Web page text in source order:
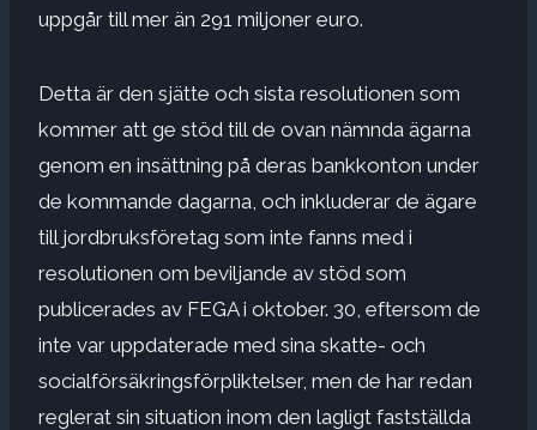
uppgår till mer än 291 miljoner euro.
Detta är den sjätte och sista resolutionen som
kommer att ge stöd till de ovan nämnda ägarna
genom en insättning på deras bankkonton under
de kommande dagarna, och inkluderar de ägare
till jordbruksföretag som inte fanns med i
resolutionen om beviljande av stöd som
publicerades av FEGA i oktober. 30, eftersom de
inte var uppdaterade med sina skatte- och
socialförsäkringsförpliktelser, men de har redan
reglerat sin situation inom den lagligt fastställda